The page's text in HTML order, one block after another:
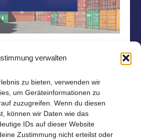
verwalten
zu bieten, verwenden wir
um Geräteinformationen zu
zuzugreifen. Wenn du diesen
können wir Daten wie das
IDs auf dieser Website
Zustimmung nicht erteilst oder
EXPORTTAG
Mitteldeutschen Exporttag Am
der 14. Mitteldeutsche...